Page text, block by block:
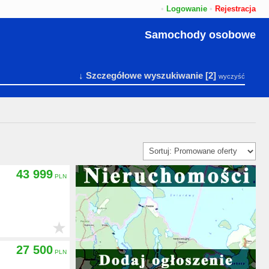
• Logowanie • Rejestracja
Samochody osobowe
↓ Szczegółowe wyszukiwanie[2] wyczyść
43 999
★
27 500